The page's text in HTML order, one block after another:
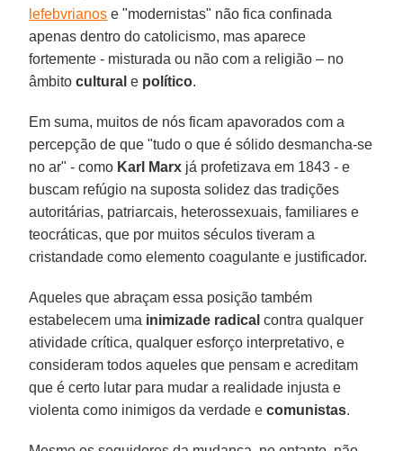
lefebvrianos e "modernistas" não fica confinada
apenas dentro do catolicismo, mas aparece
fortemente - misturada ou não com a religião – no
âmbitocultural e político.
Em suma, muitos de nós ficam apavorados com a
percepção de que "tudo o que é sólido desmancha-se
no ar" - como Karl Marx já profetizava em 1843 - e
buscam refúgio na suposta solidez das tradições
autoritárias, patriarcais, heterossexuais, familiares e
teocráticas, que por muitos séculos tiveram a
cristandade como elemento coagulante e justificador.
Aqueles que abraçam essa posição também
estabelecem uma inimizade radical contra qualquer
atividade crítica, qualquer esforço interpretativo, e
consideram todos aqueles que pensam e acreditam
que é certo lutar para mudar a realidade injusta e
violenta como inimigos da verdade ecomunistas.